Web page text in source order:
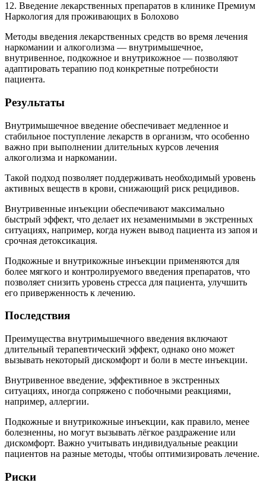
12. Введение лекарственных препаратов в клинике Премиум
Наркология для проживающих в Болохово
Методы введения лекарственных средств во время лечения
наркомании и алкоголизма — внутримышечное,
внутривенное, подкожное и внутрикожное — позволяют
адаптировать терапию под конкретные потребности
пациента.
Результаты
Внутримышечное введение обеспечивает медленное и
стабильное поступление лекарств в организм, что особенно
важно при выполнении длительных курсов лечения
алкоголизма и наркомании.
Такой подход позволяет поддерживать необходимый уровень
активных веществ в крови, снижающий риск рецидивов.
Внутривенные инъекции обеспечивают максимально
быстрый эффект, что делает их незаменимыми в экстренных
ситуациях, например, когда нужен вывод пациента из запоя и
срочная детоксикация.
Подкожные и внутрикожные инъекции применяются для
более мягкого и контролируемого введения препаратов, что
позволяет снизить уровень стресса для пациента, улучшить
его приверженность к лечению.
Последствия
Преимущества внутримышечного введения включают
длительный терапевтический эффект, однако оно может
вызывать некоторый дискомфорт и боли в месте инъекции.
Внутривенное введение, эффективное в экстренных
ситуациях, иногда сопряжено с побочными реакциями,
например, аллергии.
Подкожные и внутрикожные инъекции, как правило, менее
болезненны, но могут вызывать лёгкое раздражение или
дискомфорт. Важно учитывать индивидуальные реакции
пациентов на разные методы, чтобы оптимизировать лечение.
Риски